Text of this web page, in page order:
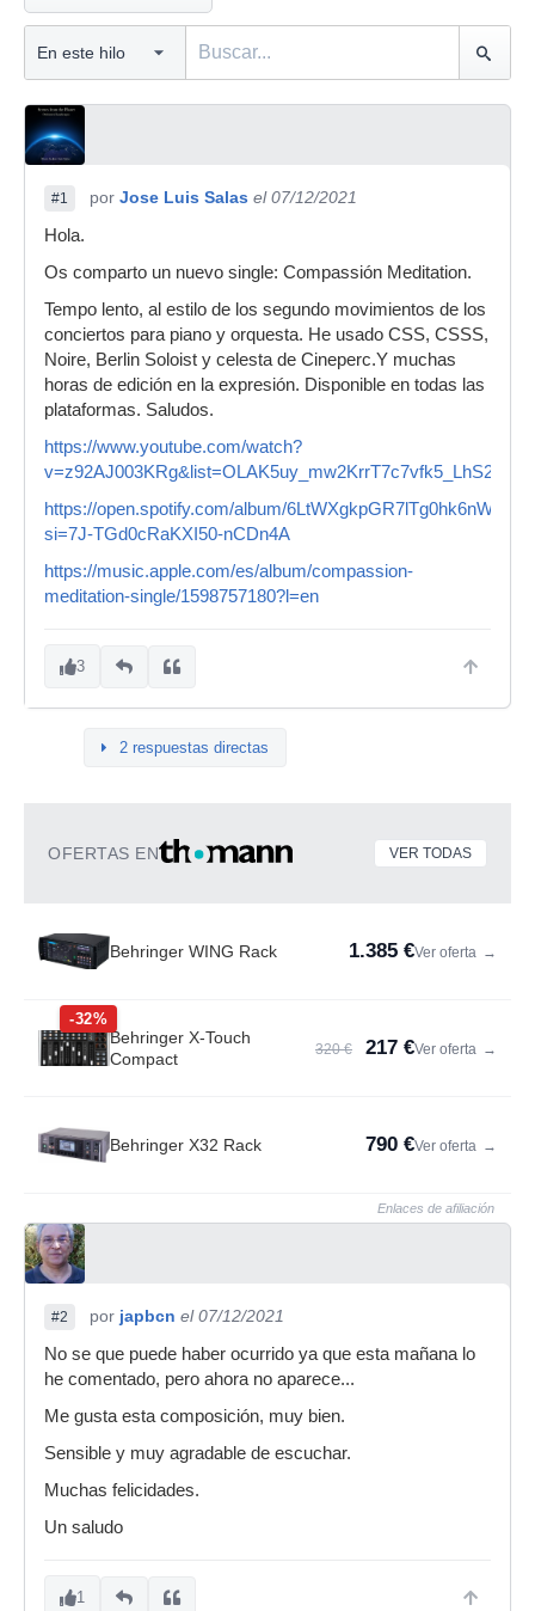
#1 por Jose Luis Salas el 07/12/2021
Hola.
Os comparto un nuevo single: Compassión Meditation.
Tempo lento, al estilo de los segundo movimientos de los
conciertos para piano y orquesta. He usado CSS, CSSS,
Noire, Berlin Soloist y celesta de Cineperc.Y muchas
horas de edición en la expresión. Disponible en todas las
plataformas. Saludos.
https://www.youtube.com/watch?
https://open.spotify.com/album/6LtWXgkpGR7lTg0hk6nWZJ?
si=7J-TGd0cRaKXI50-nCDn4A
https://music.apple.com/es/album/compassion-
meditation-single/1598757180?l=en
3
2 respuestas directas
OFERTAS EN VER TODAS
Behringer WING Rack 1.385 €Ver oferta →
-32%
Behringer X-Touch
Compact
320 € 217 €Ver oferta →
Behringer X32 Rack 790 €Ver oferta →
Enlaces de afiliación
#2 por japbcn el 07/12/2021
No se que puede haber ocurrido ya que esta mañana lo
he comentado, pero ahora no aparece...
Me gusta esta composición, muy bien.
Sensible y muy agradable de escuchar.
Muchas felicidades.
Un saludo
1